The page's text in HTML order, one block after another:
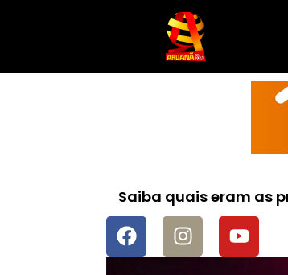
Saiba quais eram as